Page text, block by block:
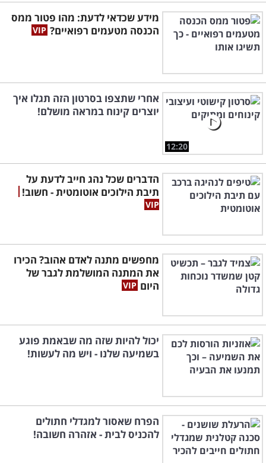
מידע שכדאי לדעת: מהו פטור ממס
הכנסה מטעמים רפואיים?
12:20
אחרי שתצפו בסרטון הזה תגלו איך
יוצרים קינוח במראה מושלם!
הדברים שכל נהג חייב לדעת על
תיבת הילוכים אוטומטית - חשוב!
מחפשים מתנה לאדם אהוב? הכירו
את המתנה המושלמת לגבר של
היום
יכול להיות שזה מה שבאמת פוגע
בשמיעה שלנו - ויש מה לעשות!
הפרח שאסור למגדלי חתולים
להכניס לבית - אזהרה חשובה!